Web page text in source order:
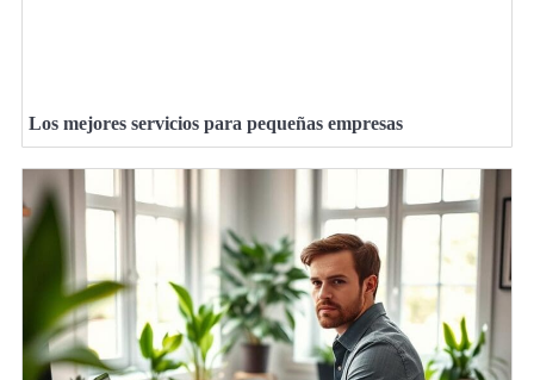
Los mejores servicios para pequeñas empresas